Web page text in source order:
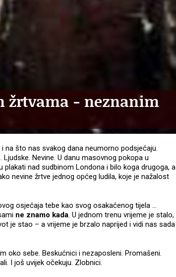
žrtvama - neznanim
na što nas svakog dana neumorno podsjećaju.
Nevine. U danu masovnog pokopa u
plakati nad sudbinom Londona i bilo koga drugoga, a
nevine žrtve jednog općeg ludila, koje je nažalost
osjećaja tebe kao svog osakaćenog tijela …
ne znamo kada. U jednom trenu vrijeme je stalo,
je stao – a vrijeme je brzalo naprijed i vidi nas sada
oko sebe. Beskućnici i nezaposleni. Promašeni.
I još uvijek očekuju. Zlobnici.